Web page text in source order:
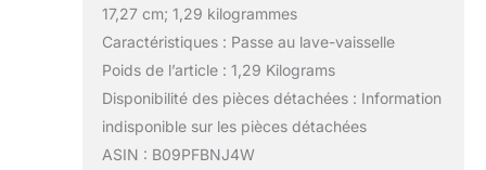
17,27 cm; 1,29 kilogrammes
Caractéristiques : Passe au lave-vaisselle
Poids de l’article : 1,29 Kilograms
Disponibilité des pièces détachées : Information
indisponible sur les pièces détachées
ASIN : B09PFBNJ4W